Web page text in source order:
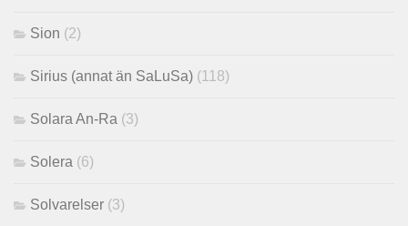
Sion (2)
Sirius (annat än SaLuSa) (118)
Solara An-Ra (3)
Solera (6)
Solvarelser (3)